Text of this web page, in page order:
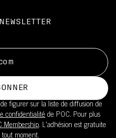
figurer sur la liste de diffusion de
confidentialité de POC. Pour plus
Membership. L'adhésion est gratuite
tout moment.